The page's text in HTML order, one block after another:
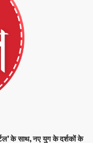
के साथ, नए युग के दर्शकों के